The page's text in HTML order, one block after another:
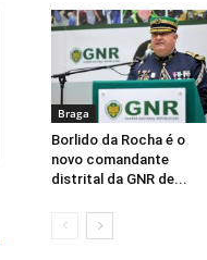
Braga
Borlido da Rocha é o
novo comandante
distrital da GNR de...